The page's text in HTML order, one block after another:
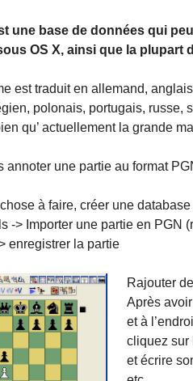
une base de données qui
OS X, ainsi que la plupart
est traduit en allemand,
polonais, portugais, russe,
qu’ actuellement la grande
annoter une partie au format
à faire, créer une
-> Importer une partie en PGN
enregistrer la partie
Rajouter
Après
et à
cliquez sur
et écrire